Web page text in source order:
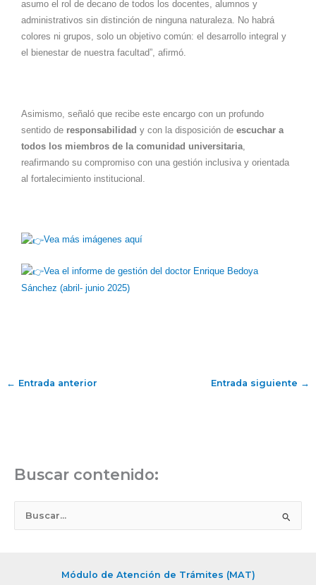
asumo el rol de decano de todos los docentes, alumnos y
administrativos sin distinción de ninguna naturaleza. No habrá
colores ni grupos, solo un objetivo común: el desarrollo integral y
el bienestar de nuestra facultad”, afirmó.
Asimismo, señaló que recibe este encargo con un profundo
sentido de responsabilidad y con la disposición de escuchar a
todos los miembros de la comunidad universitaria,
reafirmando su compromiso con una gestión inclusiva y orientada
al fortalecimiento institucional.
Vea más imágenes aquí
Vea el informe de gestión del doctor Enrique Bedoya
Sánchez (abril- junio 2025)
← Entrada anterior Entrada siguiente →
Buscar contenido:
Módulo de Atención de Trámites (MAT)